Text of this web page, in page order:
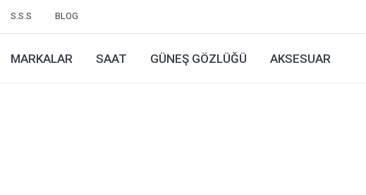
S.S.S BLOG
MARKALAR SAAT GÜNEŞ GÖZLÜĞÜ AKSESUAR